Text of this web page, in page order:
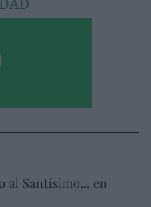
al Santísimo... en